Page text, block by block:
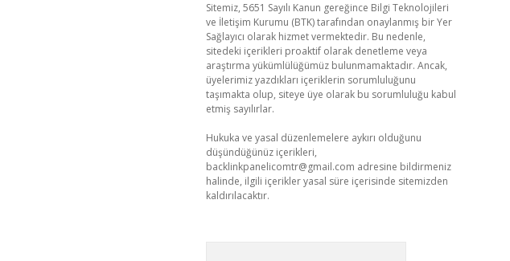
Sitemiz, 5651 Sayılı Kanun gereğince Bilgi Teknolojileri
ve İletişim Kurumu (BTK) tarafından onaylanmış bir Yer
Sağlayıcı olarak hizmet vermektedir. Bu nedenle,
sitedeki içerikleri proaktif olarak denetleme veya
araştırma yükümlülüğümüz bulunmamaktadır. Ancak,
üyelerimiz yazdıkları içeriklerin sorumluluğunu
taşımakta olup, siteye üye olarak bu sorumluluğu kabul
etmiş sayılırlar.
Hukuka ve yasal düzenlemelere aykırı olduğunu
düşündüğünüz içerikleri,
backlinkpanelicomtr@gmail.com adresine bildirmeniz
halinde, ilgili içerikler yasal süre içerisinde sitemizden
kaldırılacaktır.